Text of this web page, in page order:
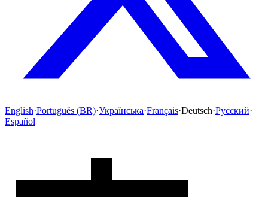
English·Português (BR)·Українська·Français·Deutsch·Русский·
Español